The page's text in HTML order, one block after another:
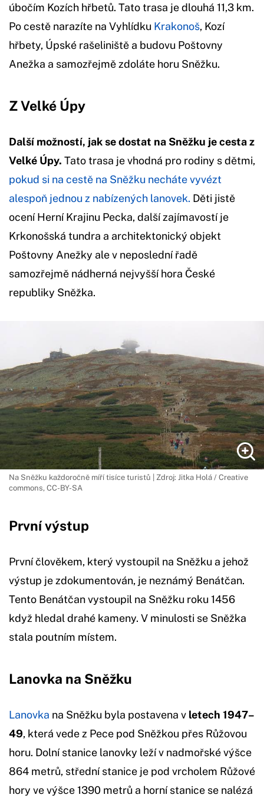
úbočím Kozích hřbetů. Tato trasa je dlouhá 11,3 km.
Po cestě narazíte na Vyhlídku Krakonoš, Kozí
hřbety, Úpské rašeliniště a budovu Poštovny
Anežka a samozřejmě zdoláte horu Sněžku.
Z Velké Úpy
Další možností, jak se dostat na Sněžku je cesta z
Velké Úpy. Tato trasa je vhodná pro rodiny s dětmi,
pokud si na cestě na Sněžku necháte vyvézt
alespoň jednou z nabízených lanovek. Děti jistě
ocení Herní Krajinu Pecka, další zajímavostí je
Krkonošská tundra a architektonický objekt
Poštovny Anežky ale v neposlední řadě
samozřejmě nádherná nejvyšší hora České
republiky Sněžka.
Na Sněžku každoročně míří tisíce turistů | Zdroj: Jitka Holá / Creative
commons, CC-BY-SA
První výstup
První člověkem, který vystoupil na Sněžku a jehož
výstup je zdokumentován, je neznámý Benátčan.
Tento Benátčan vystoupil na Sněžku roku 1456
když hledal drahé kameny. V minulosti se Sněžka
stala poutním místem.
Lanovka na Sněžku
Lanovka na Sněžku byla postavena v letech 1947–
49, která vede z Pece pod Sněžkou přes Růžovou
horu. Dolní stanice lanovky leží v nadmořské výšce
864 metrů, střední stanice je pod vrcholem Růžové
hory ve výšce 1390 metrů a horní stanice se nalézá